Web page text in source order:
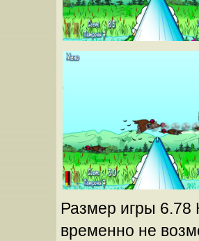
Размер игры 6.78
временно не